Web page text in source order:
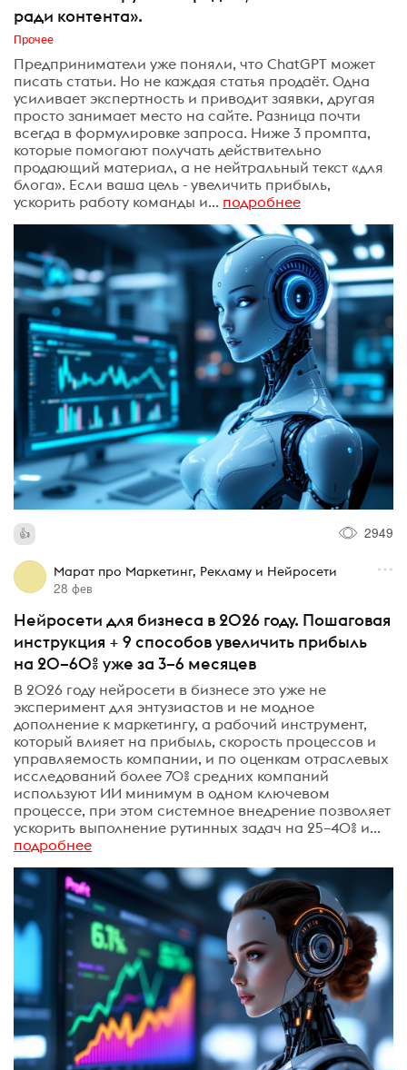
ради контента».
Прочее
Предприниматели уже поняли, что ChatGPT может
писать статьи. Но не каждая статья продаёт. Одна
усиливает экспертность и приводит заявки, другая
просто занимает место на сайте. Разница почти
всегда в формулировке запроса. Ниже 3 промпта,
которые помогают получать действительно
продающий материал, а не нейтральный текст «для
блога». Если ваша цель - увеличить прибыль,
ускорить работу команды и... подробнее
2949
Марат про Маркетинг, Рекламу и Нейросети
28 фев
Нейросети для бизнеса в 2026 году. Пошаговая
инструкция + 9 способов увеличить прибыль
на 20–60% уже за 3–6 месяцев
В 2026 году нейросети в бизнесе это уже не
эксперимент для энтузиастов и не модное
дополнение к маркетингу, а рабочий инструмент,
который влияет на прибыль, скорость процессов и
управляемость компании, и по оценкам отраслевых
исследований более 70% средних компаний
используют ИИ минимум в одном ключевом
процессе, при этом системное внедрение позволяет
ускорить выполнение рутинных задач на 25–40% и...
подробнее